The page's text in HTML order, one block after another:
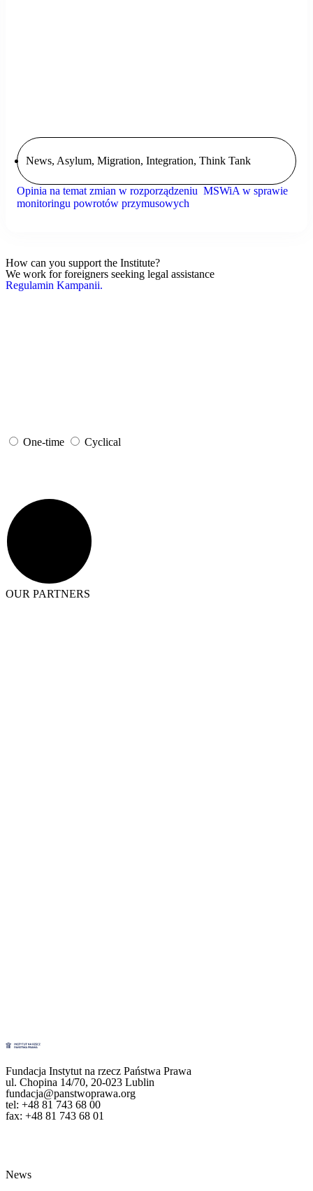
News, Asylum, Migration, Integration, Think Tank
Opinia na temat zmian w rozporządzeniu MSWiA w sprawie
monitoringu powrotów przymusowych
How can you support the Institute?
We work for foreigners seeking legal assistance
Regulamin Kampanii.
One-time Cyclical
OUR PARTNERS
Fundacja Instytut na rzecz Państwa Prawa
ul. Chopina 14/70, 20-023 Lublin
fundacja@panstwoprawa.org
tel: +48 81 743 68 00
fax: +48 81 743 68 01
News